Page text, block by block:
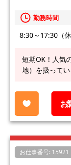
勤務時間
8:30～17:30（
短期OK！人気
地）を扱って
お
お仕事番号: 15921